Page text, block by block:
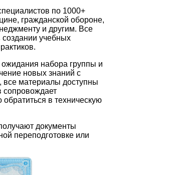
по 1000+
гражданской обороне,
и другим. Все
учебных
набора группы и
новых знаний с
все материалы доступны
сопровождает
в техническую
документы
переподготовке или